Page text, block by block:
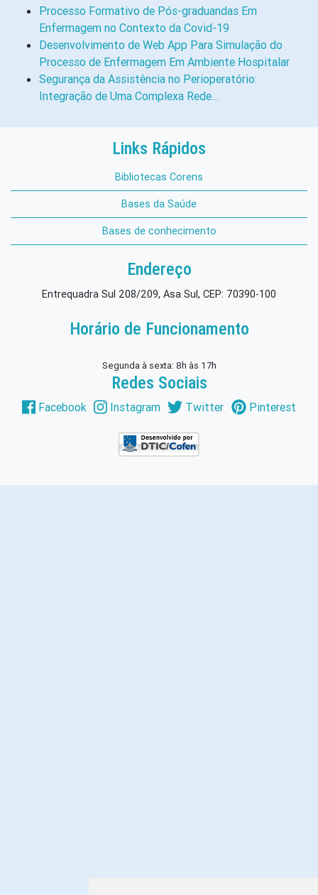
Processo Formativo de Pós-graduandas Em
Enfermagem no Contexto da Covid-19
Desenvolvimento de Web App Para Simulação do
Processo de Enfermagem Em Ambiente Hospitalar
Segurança da Assistência no Perioperatório:
Integração de Uma Complexa Rede…
Links Rápidos
Bibliotecas Corens
Bases da Saúde
Bases de conhecimento
Endereço
Entrequadra Sul 208/209, Asa Sul, CEP: 70390-100
Horário de Funcionamento
Segunda à sexta: 8h às 17h
Redes Sociais
Facebook Instagram Twitter Pinterest